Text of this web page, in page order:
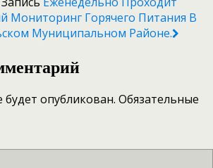
Мониторинг Горячего Питания В
Муниципальном Районе.
опубликован. Обязательные